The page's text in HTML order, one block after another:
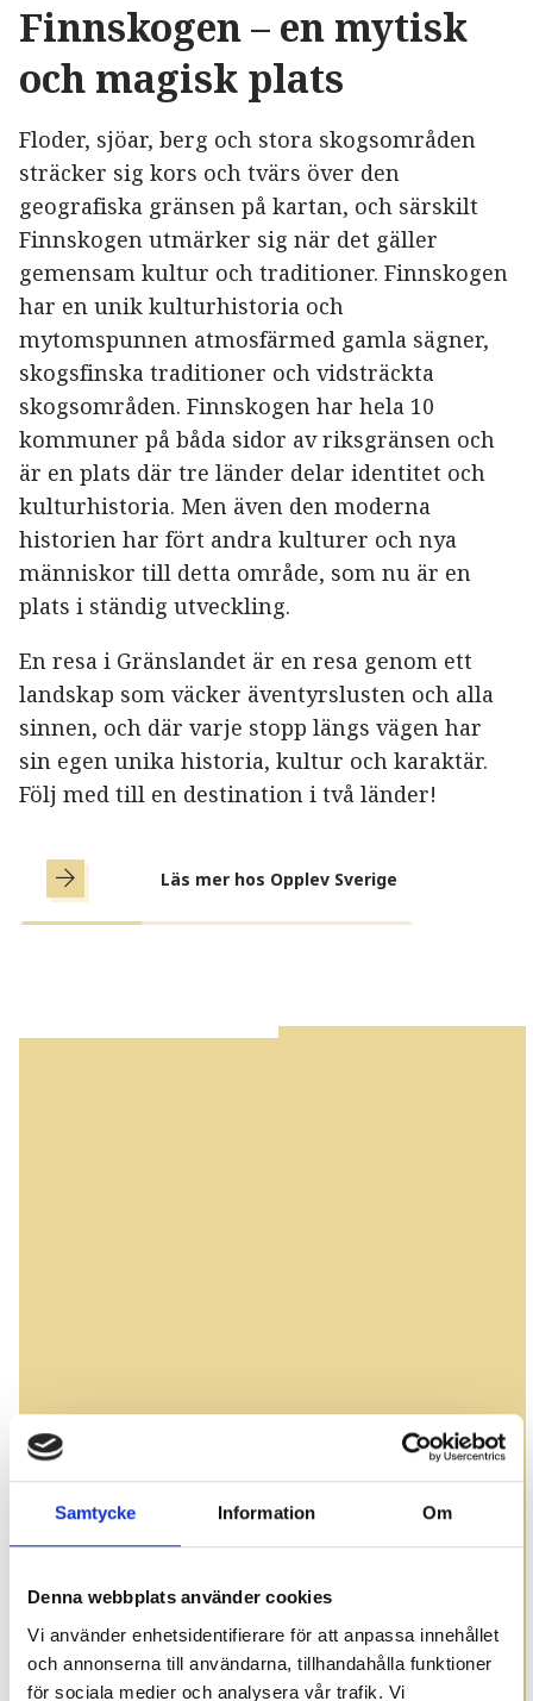
Samtycke Information Om
Denna webbplats använder cookies
Vi använder enhetsidentifierare för att anpassa innehållet
och annonserna till användarna, tillhandahålla funktioner
för sociala medier och analysera vår trafik. Vi
Finnskogen – en mytisk
och magisk plats
Floder, sjöar, berg och stora skogsområden
sträcker sig kors och tvärs över den
geografiska gränsen på kartan, och särskilt
Finnskogen utmärker sig när det gäller
gemensam kultur och traditioner. Finnskogen
har en unik kulturhistoria och
mytomspunnen atmosfärmed gamla sägner,
skogsfinska traditioner och vidsträckta
skogsområden. Finnskogen har hela 10
kommuner på båda sidor av riksgränsen och
är en plats där tre länder delar identitet och
kulturhistoria. Men även den moderna
historien har fört andra kulturer och nya
människor till detta område, som nu är en
plats i ständig utveckling.
En resa i Gränslandet är en resa genom ett
landskap som väcker äventyrslusten och alla
sinnen, och där varje stopp längs vägen har
sin egen unika historia, kultur och karaktär.
Följ med till en destination i två länder!
Läs mer hos Opplev Sverige